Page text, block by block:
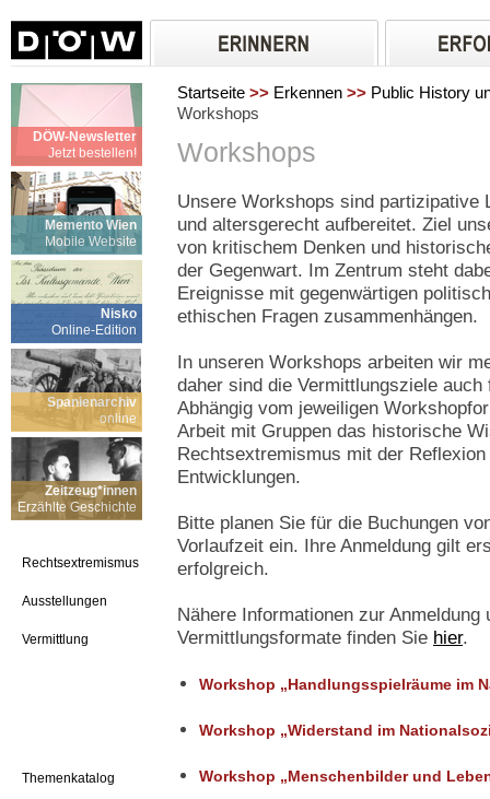
DÖW-Newsletter
Jetzt bestellen!
Memento Wien
Mobile Website
Nisko
Online-Edition
Spanienarchiv
online
Zeitzeug*innen
Erzählte Geschichte
Rechtsextremismus
Ausstellungen
Vermittlung
Themenkatalog
Startseite >> Erkennen >> Public History
Workshops
Workshops
Unsere Workshops sind partizipative
und altersgerecht aufbereitet. Ziel
von kritischem Denken und
der Gegenwart. Im Zentrum steht
Ereignisse mit gegenwärtigen
ethischen Fragen zusammenhängen.
In unseren Workshops arbeiten wir
daher sind die Vermittlungsziele
Abhängig vom jeweiligen
Arbeit mit Gruppen das historische
Rechtsextremismus mit der
Entwicklungen.
Bitte planen Sie für die Buchungen
Vorlaufzeit ein. Ihre Anmeldung gilt
erfolgreich.
Nähere Informationen zur Anmeldung
Vermittlungsformate finden Sie hier.
Workshop „Handlungsspielräume im
Workshop „Widerstand im
Workshop „Menschenbilder und